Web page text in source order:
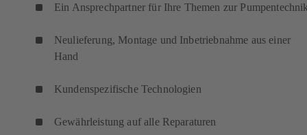
Ein Ansprechpartner für Ihre Themen zur
Neulieferung, Montage und Inbetriebnahme aus einer
Hand
Kundenspezifische Technologien
Gewährleistung auf alle Reparaturen